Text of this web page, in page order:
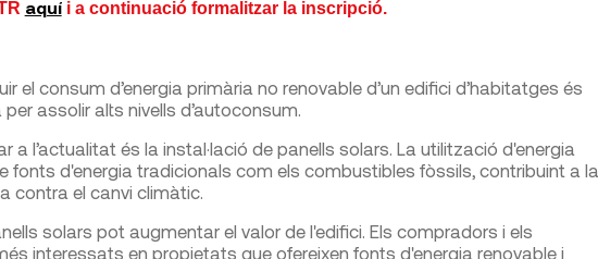
aquíi a continuació formalitzar la inscripció.
el consum d’energia primària no renovable d’un edifici d’habitatges és
assolir alts nivells d’autoconsum.
a l’actualitat és la instal·lació de panells solars. La utilització d'energia
fonts d'energia tradicionals com els combustibles fòssils, contribuint a la
contra el canvi climàtic.
solars pot augmentar el valor de l'edifici. Els compradors i els
interessats en propietats que ofereixen fonts d'energia renovable i